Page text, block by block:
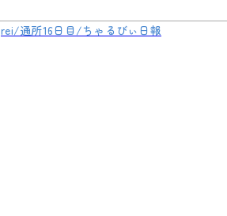
rei/通所16日目/ちゃるびぃ日報